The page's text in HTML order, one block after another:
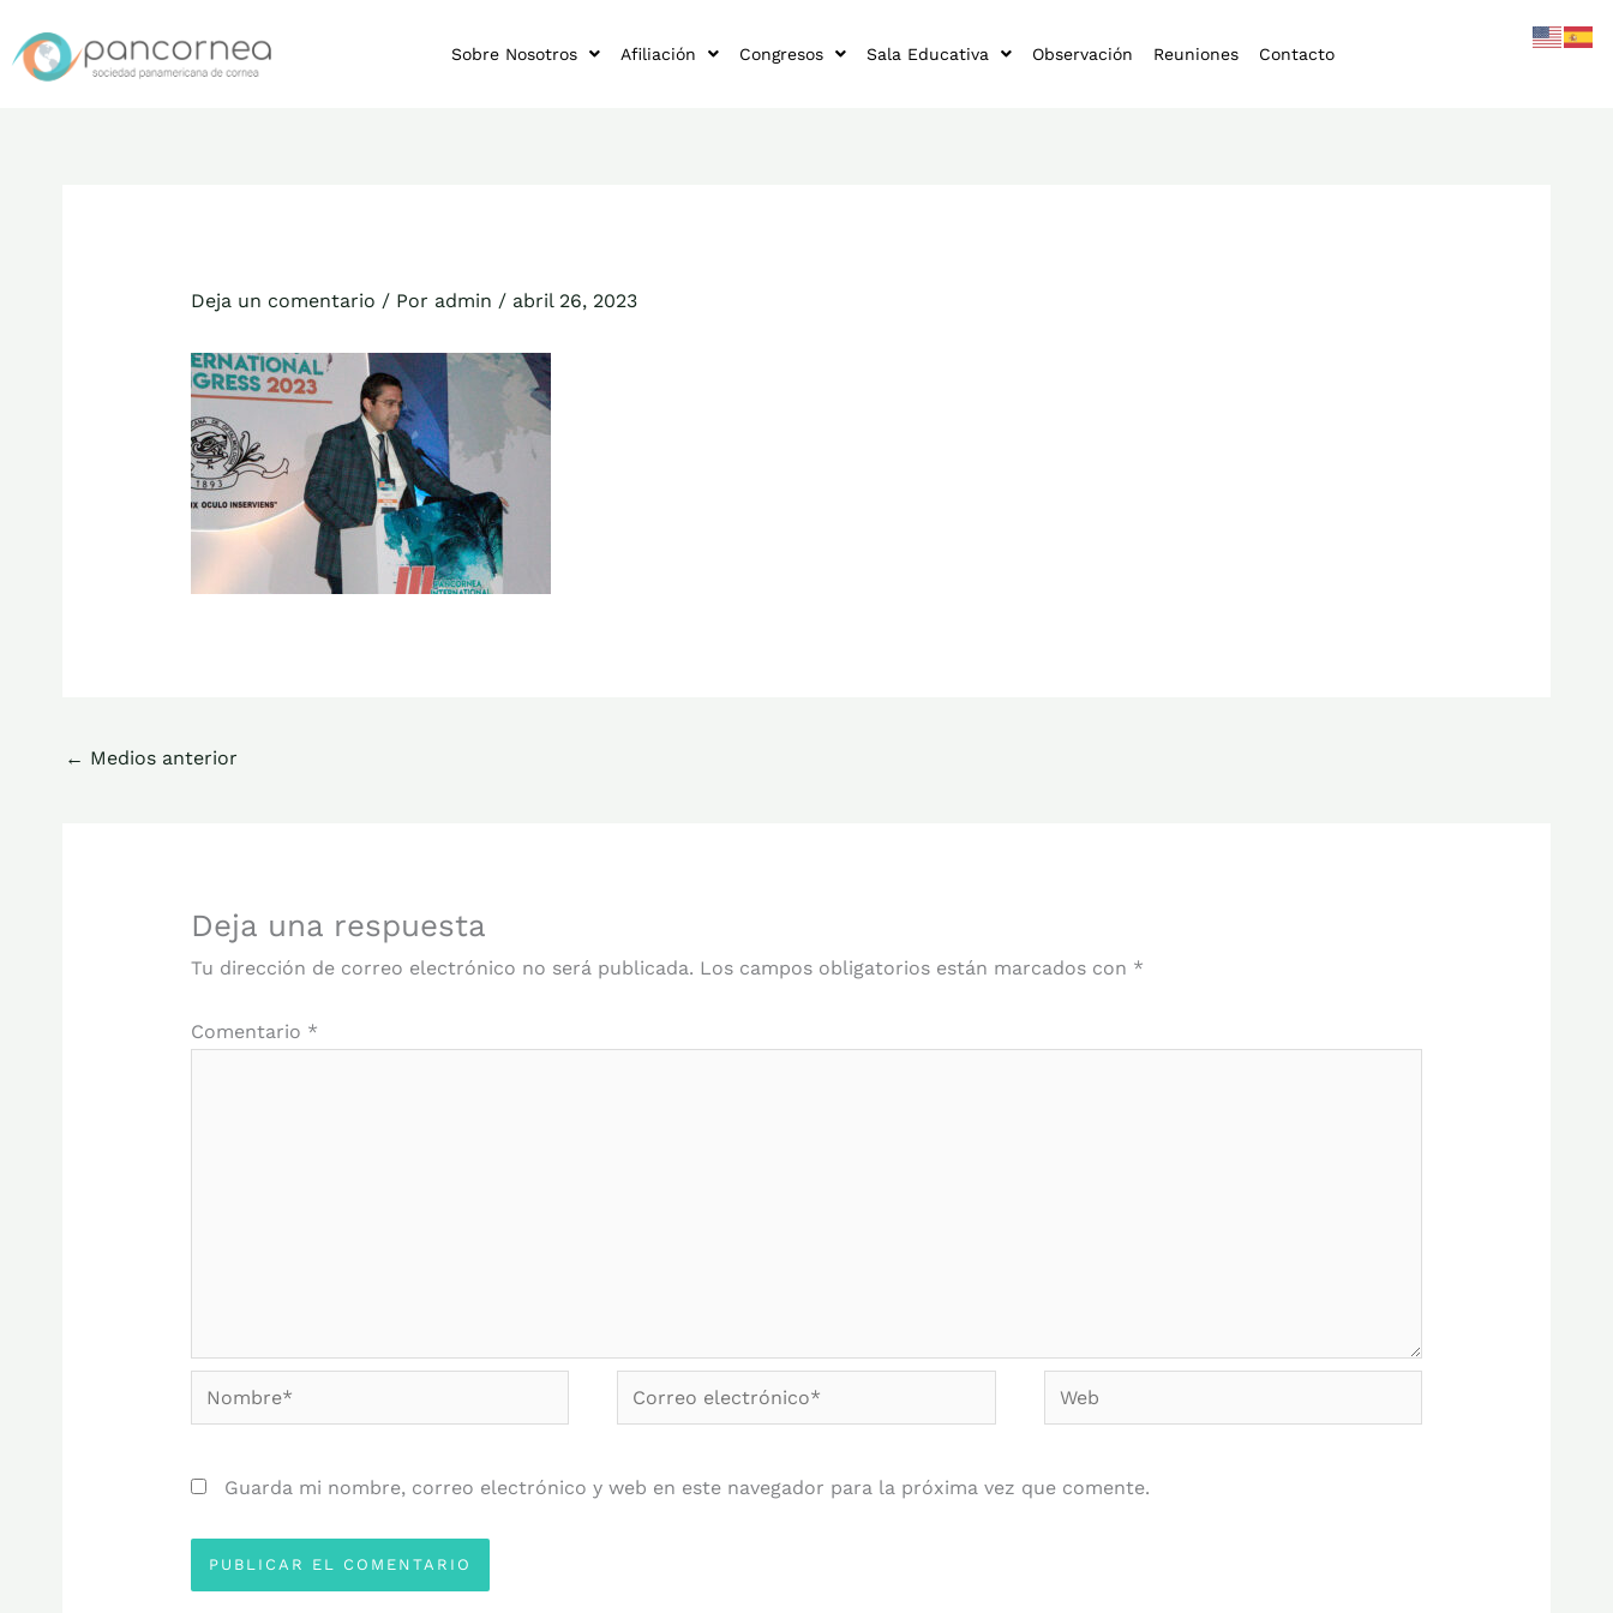
contenido
Sobre Nosotros Afiliación Congresos Sala Educativa Observación Reuniones Contacto
Deja un comentario / Por admin / abril 26, 2023
← Medios anterior
Deja una respuesta
Tu dirección de correo electrónico no será publicada. Los campos obligatorios están marcados con *
Comentario *
Nombre*
Correo
electrónico*
Web
Guarda mi nombre, correo electrónico y web en este navegador para la próxima vez que comente.